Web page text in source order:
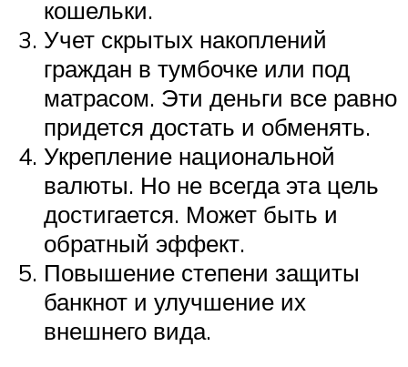
кошельки.
Учет скрытых накоплений
граждан в тумбочке или под
матрасом. Эти деньги все равно
придется достать и обменять.
Укрепление национальной
валюты. Но не всегда эта цель
достигается. Может быть и
обратный эффект.
Повышение степени защиты
банкнот и улучшение их
внешнего вида.